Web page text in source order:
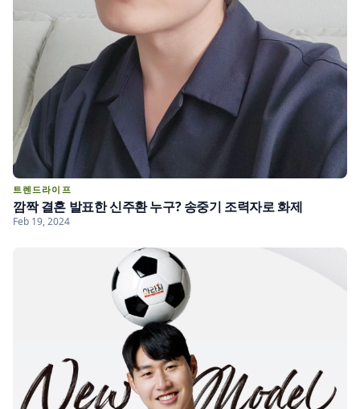
트렌드라이프
깜짝 결혼 발표한 신주환 누구? 송중기 조력자로 화제
Feb 19, 2024